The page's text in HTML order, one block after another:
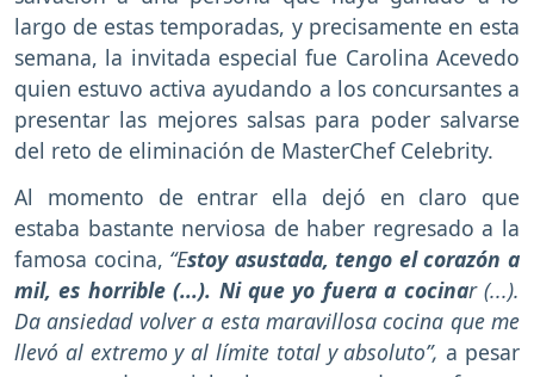
largo de estas temporadas, y precisamente en esta
semana, la invitada especial fue Carolina Acevedo
quien estuvo activa ayudando a los concursantes a
presentar las mejores salsas para poder salvarse
del reto de eliminación de MasterChef Celebrity.
Al momento de entrar ella dejó en claro que
estaba bastante nerviosa de haber regresado a la
famosa cocina, “Estoy asustada, tengo el corazón a
mil, es horrible (...). Ni que yo fuera a cocinar (...).
Da ansiedad volver a esta maravillosa cocina que me
llevó al extremo y al límite total y absoluto”, a pesar